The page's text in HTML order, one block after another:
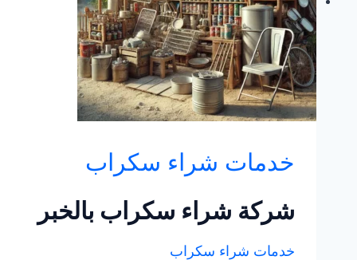
بأعلي
سعر
خدمات شراء سكراب
شركة شراء سكراب بالخبر
خدمات شراء سكراب